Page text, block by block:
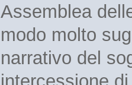
Assemblea
modo molto
narrativo del